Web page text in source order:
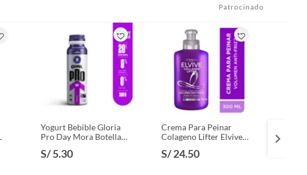
Patrocinado
Yogurt Bebible Gloria
Pro Day Mora Botella
S/ 5.30
Crema Para Peinar
Colageno Lifter Elvive
S/ 24.50